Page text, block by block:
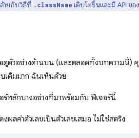
ายกับวิธีที่ .classNameเติบโตขึ้นและมี API ขอ
ตัวอย่างด้านบน (และตลอดทั้งบทความนี้)
เดิมมาก ฉันเห็นด้วย
หลักบางอย่างที่มาพร้อมกับ ฟีเจอร์นี้
ผลค่าตัวเลขเป็นตัวเลขเสมอ ไม่ใช่สตริง